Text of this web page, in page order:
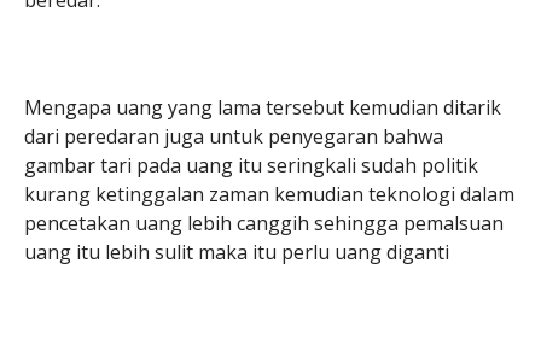
Mengapa uang yang lama tersebut kemudian ditarik
dari peredaran juga untuk penyegaran bahwa
gambar tari pada uang itu seringkali sudah politik
kurang ketinggalan zaman kemudian teknologi dalam
pencetakan uang lebih canggih sehingga pemalsuan
uang itu lebih sulit maka itu perlu uang diganti